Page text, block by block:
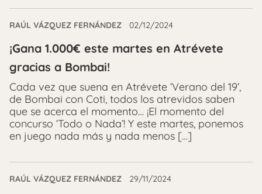
RAÚL VÁZQUEZ FERNÁNDEZ 02/12/2024
¡Gana 1.000€ este martes en Atrévete
gracias a Bombai!
Cada vez que suena en Atrévete ‘Verano del 19’,
de Bombai con Coti, todos los atrevidos saben
que se acerca el momento… ¡El momento del
concurso ‘Todo o Nada’! Y este martes, ponemos
en juego nada más y nada menos […]
RAÚL VÁZQUEZ FERNÁNDEZ 29/11/2024